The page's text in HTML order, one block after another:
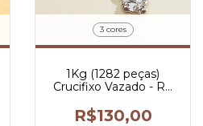
3 cores
1Kg (1282 peças)
Crucifixo Vazado - R$
R$130,00